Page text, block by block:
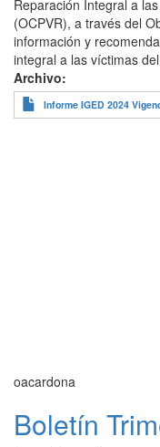
Reparación Integral a
(OCPVR), a través del
información y
integral a las víctimas
Archivo
Informe IGED 2024
oacardona
Boletín